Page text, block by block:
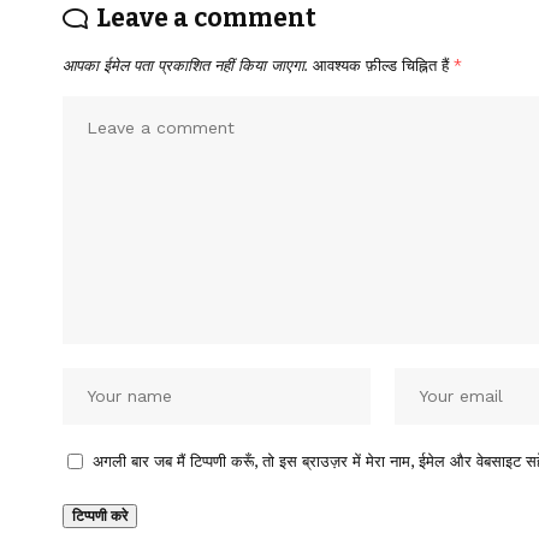
Leave a comment
आपका ईमेल पता प्रकाशित नहीं किया जाएगा. आवश्यक फ़ील्ड चिह्नित हैं *
अगली बार जब मैं टिप्पणी करूँ, तो इस ब्राउज़र में मेरा नाम, ईमेल और वेबसाइट